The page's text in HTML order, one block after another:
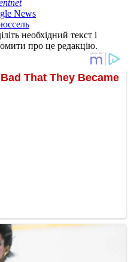
News
необхідний текст і
про це редакцію.